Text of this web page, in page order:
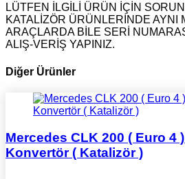
LÜTFEN İLGİLİ ÜRÜN İÇİN
KATALİZÖR ÜRÜNLERİNDE AYNI
ARAÇLARDA BİLE SERİ
ALIŞ-VERİŞ YAPINIZ.
Diğer Ürünler
Mercedes CLK 200 ( Euro 4
Konvertör ( Katalizör )